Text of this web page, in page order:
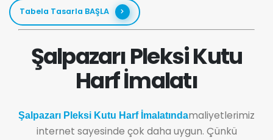
Tabela Tasarla BAŞLA
Şalpazarı Pleksi Kutu
Harf İmalatı
Şalpazarı Pleksi Kutu Harf İmalatındamaliyetlerimiz
internet sayesinde çok daha uygun. Çünkü